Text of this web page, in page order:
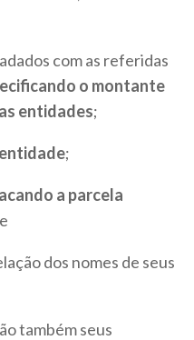
com as referidas
o montante
entidades;
;
a parcela
dos nomes de seus
também seus